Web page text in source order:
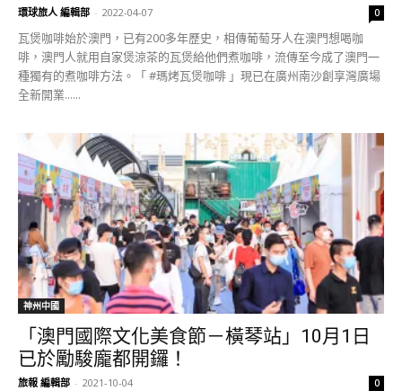
環球旅人 編輯部 - 2022-04-07 0
瓦煲咖啡始於澳門，已有200多年歷史，相傳葡萄牙人在澳門想喝咖
啡，澳門人就用自家煲涼茶的瓦煲給他們煮咖啡，流傳至今成了澳門一
種獨有的煮咖啡方法。「 #瑪烤瓦煲咖啡 」現已在廣州南沙創享灣廣場
全新開業......
神州中國
「澳門國際文化美食節－橫琴站」10月1日
已於勵駿龐都開鑼！
旅報 編輯部 - 2021-10-04 0